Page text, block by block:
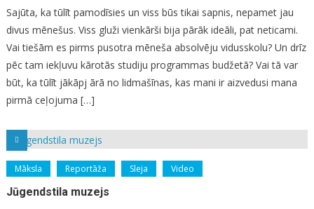
Sajūta, ka tūlīt pamodīsies un viss būs tikai sapnis, nepamet jau
divus mēnešus. Viss gluži vienkārši bija pārāk ideāli, pat neticami.
Vai tiešām es pirms pusotra mēneša absolvēju vidusskolu? Un drīz
pēc tam iekļuvu kārotās studiju programmas budžetā? Vai tā var
būt, ka tūlīt jākāpj ārā no lidmašīnas, kas mani ir aizvedusi mana
pirmā ceļojuma […]
Māksla Reportāža Sleja Video
Jūgendstila muzejs